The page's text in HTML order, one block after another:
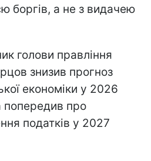
боргів, а не з видачею
голови правління
знизив прогноз
економіки у 2026
попередив про
податків у 2027